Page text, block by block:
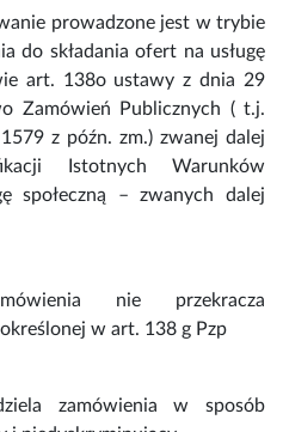
prowadzone jest w trybie
do składania ofert na usługę
art. 138o ustawy z dnia 29
Zamówień Publicznych ( t.j.
z późn. zm.) zwanej dalej
Istotnych Warunków
społeczną – zwanych dalej
nie przekracza
w art. 138 g Pzp
zamówienia w sposób